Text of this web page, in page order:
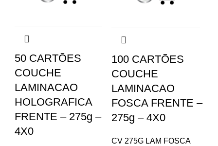
50 CARTÕES
COUCHE
LAMINACAO
HOLOGRAFICA
FRENTE – 275g –
4X0
100 CARTÕES
COUCHE
LAMINACAO
FOSCA FRENTE –
275g – 4X0
CV 275G LAM FOSCA